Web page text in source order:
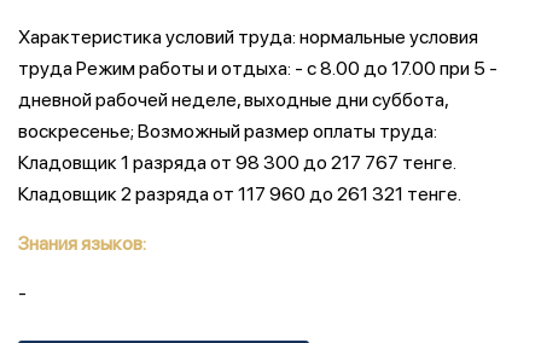
Характеристика условий труда: нормальные условия
труда Режим работы и отдыха: - с 8.00 до 17.00 при 5 -
дневной рабочей неделе, выходные дни суббота,
воскресенье; Возможный размер оплаты труда:
Кладовщик 1 разряда от 98 300 до 217 767 тенге.
Кладовщик 2 разряда от 117 960 до 261 321 тенге.
Знания языков:
-